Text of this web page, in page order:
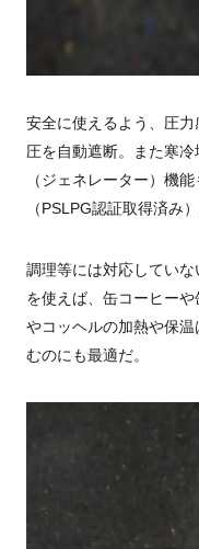
安全に使えるよう、圧
圧を自動遮断。また寒
（ジェネレーター）機
（PSLPG認証取得済み）
調理等には対応してい
を使えば、缶コーヒー
やコッヘルの加熱や保
むのにも最適だ。